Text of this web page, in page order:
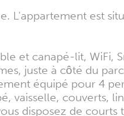
L'appartement est
et canapé-lit, WiFi,
juste à côté du
équipé pour 4
vaisselle, couverts,
disposez de courts